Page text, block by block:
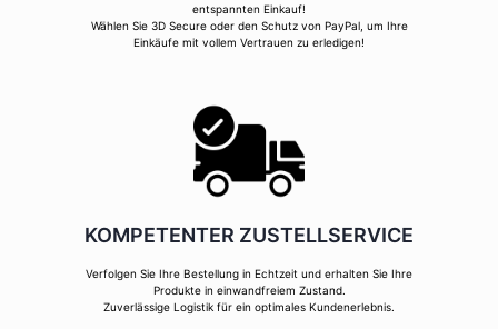
entspannten Einkauf!
Wählen Sie 3D Secure oder den Schutz von PayPal, um Ihre
Einkäufe mit vollem Vertrauen zu erledigen!
KOMPETENTER ZUSTELLSERVICE
Verfolgen Sie Ihre Bestellung in Echtzeit und erhalten Sie Ihre
Produkte in einwandfreiem Zustand.
Zuverlässige Logistik für ein optimales Kundenerlebnis.